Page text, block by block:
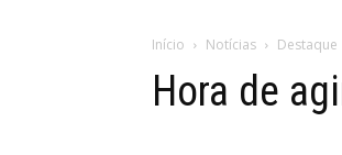
Início Notícias Destaque
Hora de